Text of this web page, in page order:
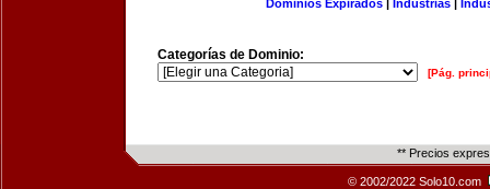
Dominios Expirados | Industrias |
Categorías de Dominio:
[Pág.
** Precios
© 2002/2022 Solo10.com